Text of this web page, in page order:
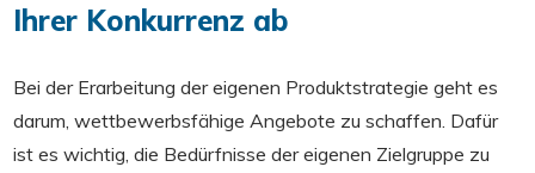
Ihrer Konkurrenz ab
Bei der Erarbeitung der eigenen Produktstrategie geht es
darum, wettbewerbsfähige Angebote zu schaffen. Dafür
ist es wichtig, die Bedürfnisse der eigenen Zielgruppe zu